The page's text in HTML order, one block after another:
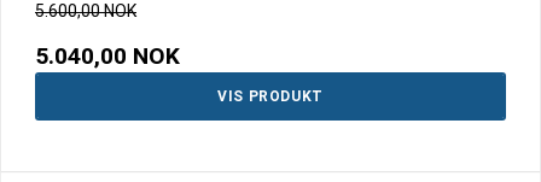
5.600,00 NOK
5.040,00 NOK
VIS PRODUKT